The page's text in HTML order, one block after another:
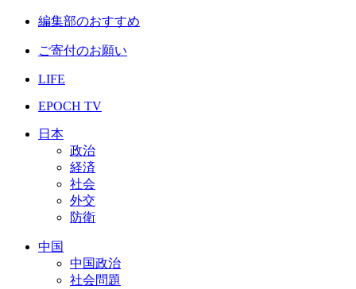
編集部のおすすめ
ご寄付のお願い
LIFE
EPOCH TV
日本
政治
経済
社会
外交
防衛
中国
中国政治
社会問題